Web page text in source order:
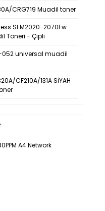
CRG719 Muadil toner
Sl M2020-2070Fw -
Toneri - Çipli
052 universal muadil
CF210A/131A SİYAH